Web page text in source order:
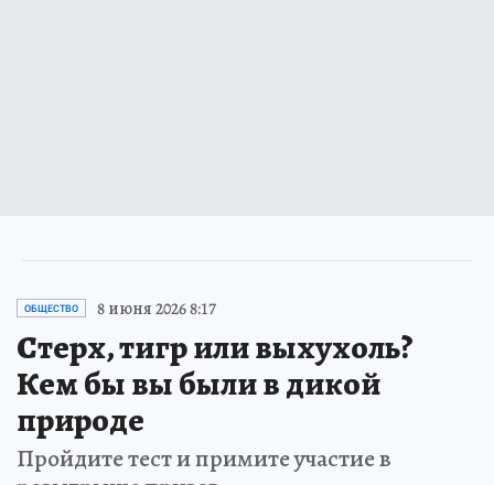
ОБЩЕСТВО 8 июня 2026 8:17
Стерх, тигр или выхухоль?
Кем бы вы были в дикой
природе
Пройдите тест и примите участие в